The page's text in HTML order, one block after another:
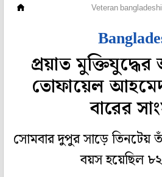
Veteran
প্রয়াত
তোফায়েল
বারের
সোমবার দুপুর সাড়ে তিনটেয়
বয়স হয়েছিল